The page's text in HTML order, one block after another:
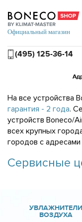
(495) 125-36-14
На все устройства
гарантия - 2 года.
устройств Boneco/
всех крупных
городов с
Сервисные
УВЛАЖНИТЕЛИ
ВОЗДУХА